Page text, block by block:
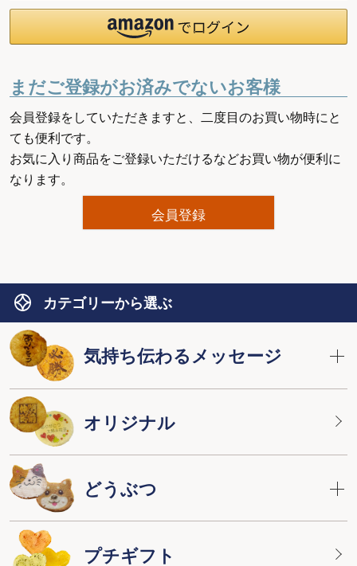
まだご登録がお済みでないお客様
会員登録をしていただきますと、二度目のお買い物時にと
ても便利です。
お気に入り商品をご登録いただけるなどお買い物が便利に
なります。
会員登録
カテゴリーから選ぶ
気持ち伝わるメッセージ
オリジナル
どうぶつ
プチギフト